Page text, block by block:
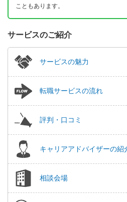
こともあります。
サービスのご紹介
サービスの魅力
転職サービスの流れ
評判・口コミ
キャリアアドバイザーの紹
相談会場